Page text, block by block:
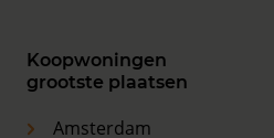
Koopwoningen
grootste plaatsen
Amsterdam